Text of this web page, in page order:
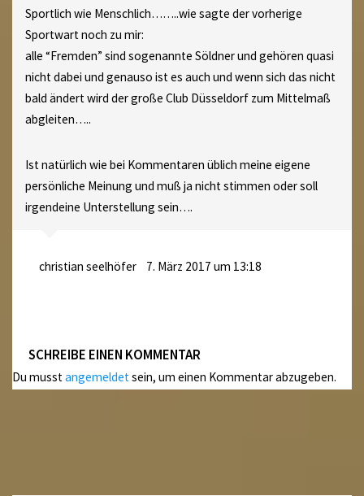
Sportlich wie Menschlich……..wie sagte der vorherige
Sportwart noch zu mir:
alle “Fremden” sind sogenannte Söldner und gehören quasi
nicht dabei und genauso ist es auch und wenn sich das nicht
bald ändert wird der große Club Düsseldorf zum Mittelmaß
abgleiten…..
Ist natürlich wie bei Kommentaren üblich meine eigene
persönliche Meinung und muß ja nicht stimmen oder soll
irgendeine Unterstellung sein….
christian seelhöfer 7. März 2017 um 13:18
SCHREIBE EINEN KOMMENTAR
Du musstangemeldetsein, um einen Kommentar abzugeben.